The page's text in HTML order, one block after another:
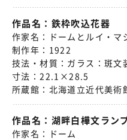
作品名： 鉄枠吹込花器
作家名： ドームとルイ・マ
制作年： 1922
技法・材質： ガラス：斑文
寸法：22.1×28.5
所蔵館： 北海道立近代美術
作品名： 湖畔白樺文ラン
作家名： ドーム